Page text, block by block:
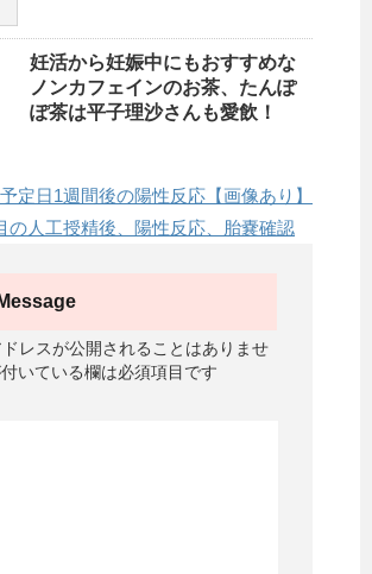
妊活から妊娠中にもおすすめな
ノンカフェインのお茶、たんぽ
ぽ茶は平子理沙さんも愛飲！
定日1週間後の陽性反応【画像あり】
の人工授精後、陽性反応、胎嚢確認
Message
ドレスが公開されることはありませ
いている欄は必須項目です